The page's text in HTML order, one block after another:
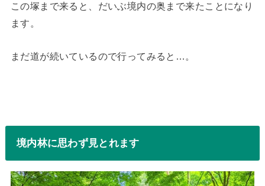
この塚まで来ると、だいぶ境内の奥まで来たことになり
ます。
まだ道が続いているので行ってみると…。
境内林に思わず見とれます